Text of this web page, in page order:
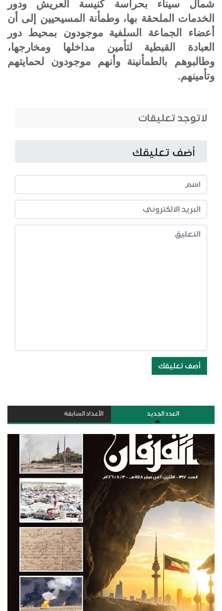
شمال سيناء بحراسة كنيسة العريش ودور
الخدمات الملحقة بها، وطمأنة المسيحيين إلى أن
أعضاء الجماعة السلفية موجودون بمحيط دور
العبادة القبطية لتأمين مداخلها ومخارجها،
وطالبوهم بالطمأنينة وأنهم موجودون لحمايتهم
وتأمينهم.
لاتوجد تعليقات
أضف تعليقك
أضف تعليقك
العدد الجديد الأعداد السابقة